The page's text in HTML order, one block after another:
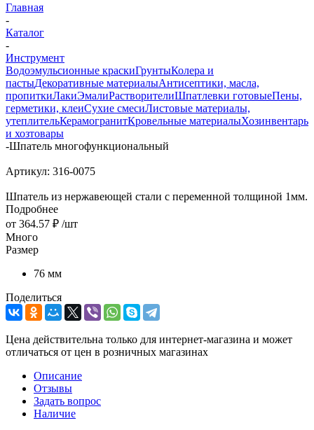
Главная
-
Каталог
-
Инструмент
Водоэмульсионные краскиГрунтыКолера и
пастыДекоративные материалыАнтисептики, масла,
пропиткиЛакиЭмалиРастворителиШпатлевки готовыеПены,
герметики, клеиСухие смесиЛистовые материалы,
утеплительКерамогранитКровельные материалыХозинвентарь
и хозтовары
-Шпатель многофункциональный
Артикул: 316-0075
Шпатель из нержавеющей стали с переменной толщиной 1мм.
Подробнее
от 364.57 ₽ /шт
Много
Размер
76 мм
Поделиться
Цена действительна только для интернет-магазина и может
отличаться от цен в розничных магазинах
Описание
Отзывы
Задать вопрос
Наличие